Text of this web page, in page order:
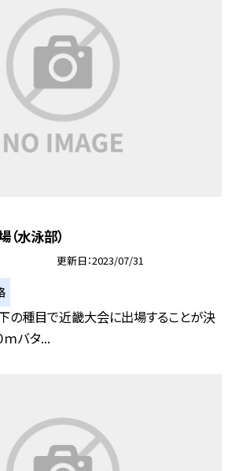
水泳部）
更新日 2023/07/31
の種目で近畿大会に出場することが決
ｍバタ...